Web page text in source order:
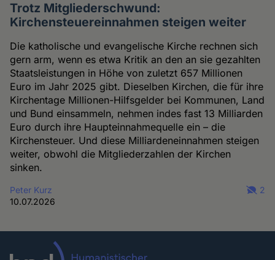
Trotz Mitgliederschwund:
Kirchensteuereinnahmen steigen weiter
Die katholische und evangelische Kirche rechnen sich
gern arm, wenn es etwa Kritik an den an sie gezahlten
Staatsleistungen in Höhe von zuletzt 657 Millionen
Euro im Jahr 2025 gibt. Dieselben Kirchen, die für ihre
Kirchentage Millionen-Hilfsgelder bei Kommunen, Land
und Bund einsammeln, nehmen indes fast 13 Milliarden
Euro durch ihre Haupteinnahmequelle ein – die
Kirchensteuer. Und diese Milliardeneinnahmen steigen
weiter, obwohl die Mitgliederzahlen der Kirchen
sinken.
Peter Kurz
10.07.2026
2